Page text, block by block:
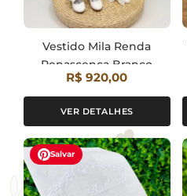
Vestido Mila Renda
Renascença Branco
R$ 920,00
VER DETALHES
Salvar